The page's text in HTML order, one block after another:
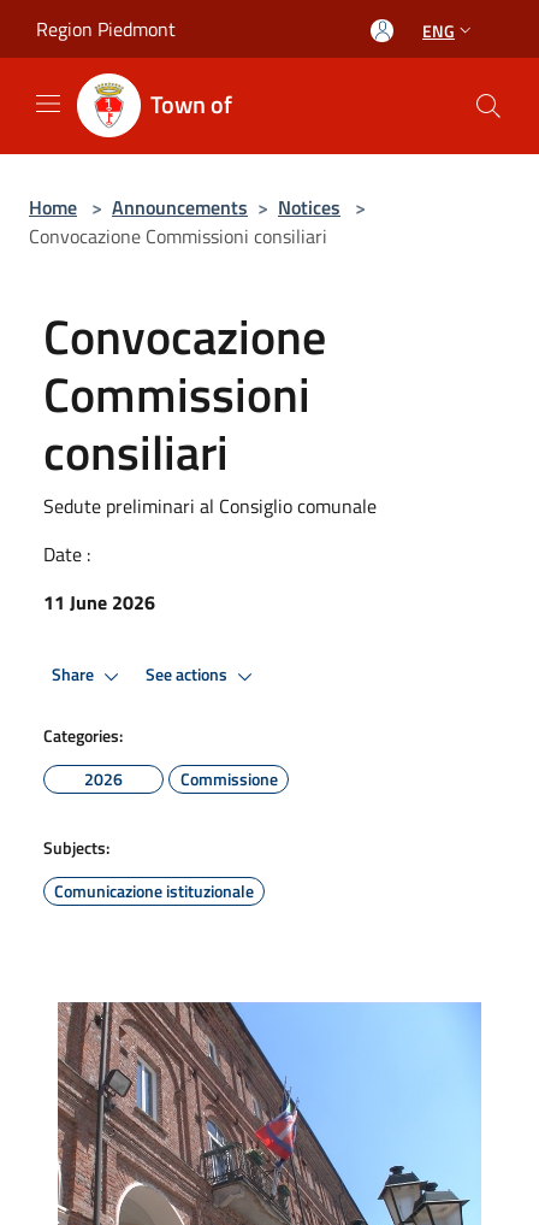
Region Piedmont ENG
Town of
Home > Announcements > Notices >
Convocazione Commissioni consiliari
Convocazione
Commissioni
consiliari
Sedute preliminari al Consiglio comunale
Date :
11 June 2026
Share See actions
Categories:
2026
Commissione
Subjects:
Comunicazione istituzionale